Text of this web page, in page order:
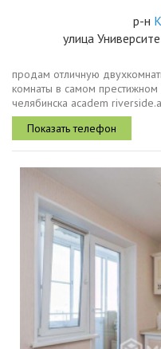
р-н
улица
продам отличную
комнаты в самом
челябинска academ
день это активно
архитектурой,...